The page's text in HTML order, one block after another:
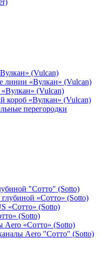
(Vulcan)
линии «Вулкан» (Vulcan)
(Vulcan)
короб «Вулкан» (Vulcan)
перегородки
"Сотто" (Sotto)
«Сотто» (Sotto)
«Сотто» (Sotto)
(Sotto)
«Сотто» (Sotto)
Aero "Сотто" (Sotto)